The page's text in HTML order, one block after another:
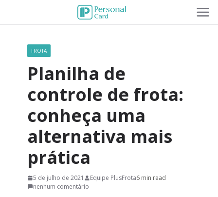
FROTA
Planilha de
controle de frota:
conheça uma
alternativa mais
prática
5 de julho de 2021 Equipe PlusFrota6 min read
nenhum comentário